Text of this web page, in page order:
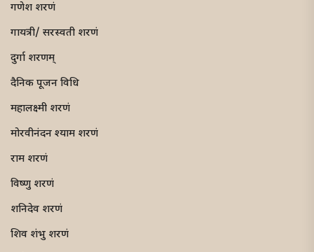
गणेश शरणं
गायत्री/ सरस्वती शरणं
दुर्गा शरणम्
दैनिक पूजन विधि
महालक्ष्मी शरणं
मोरवीनंदन श्याम शरणं
राम शरणं
विष्णु शरणं
शनिदेव शरणं
शिव शंभु शरणं